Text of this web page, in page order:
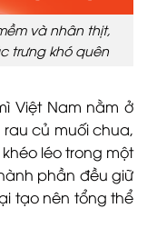
và nhân thịt,
trưng khó quên
Việt Nam nằm ở
củ muối chua,
léo trong một
phần đều giữ
tạo nên tổng thể